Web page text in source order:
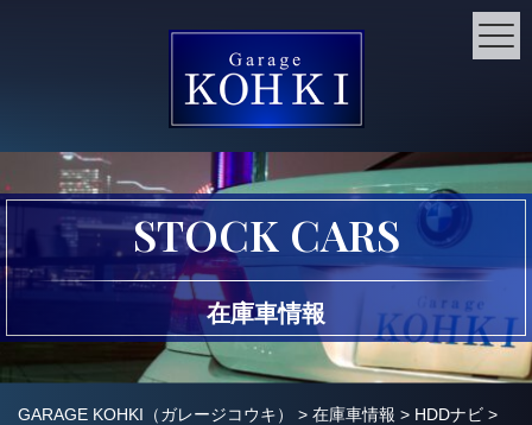
STOCK CARS
在庫車情報
GARAGE KOHKI（ガレージコウキ） > 在庫車情報 > HDDナビ >